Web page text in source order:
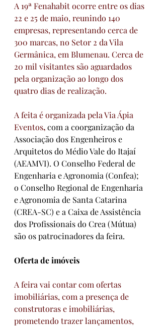
A 19ª Fenahabit ocorre entre os dias
22 e 25 de maio, reunindo 140
empresas, representando cerca de
300 marcas, no Setor 2 da Vila
Germânica, em Blumenau. Cerca de
20 mil visitantes são aguardados
pela organização ao longo dos
quatro dias de realização.
A feita é organizada pela Via Ápia
Eventos, com a coorganização da
Associação dos Engenheiros e
Arquitetos do Médio Vale do Itajaí
(AEAMVI). O Conselho Federal de
Engenharia e Agronomia (Confea);
o Conselho Regional de Engenharia
e Agronomia de Santa Catarina
(CREA-SC) e a Caixa de Assistência
dos Profissionais do Crea (Mútua)
são os patrocinadores da feira.
Oferta de imóveis
A feira vai contar com ofertas
imobiliárias, com a presença de
construtoras e imobiliárias,
prometendo trazer lançamentos,